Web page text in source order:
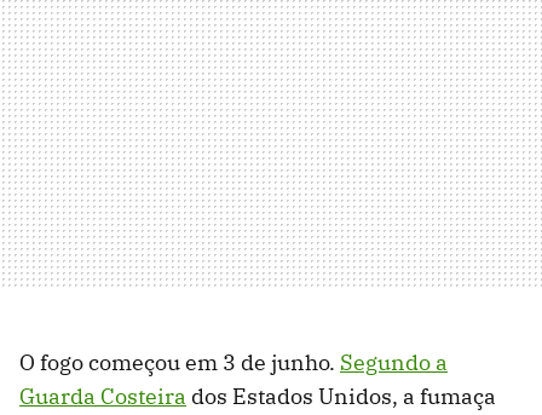
O fogo começou em 3 de junho. Segundo a
Guarda Costeira dos Estados Unidos, a fumaça